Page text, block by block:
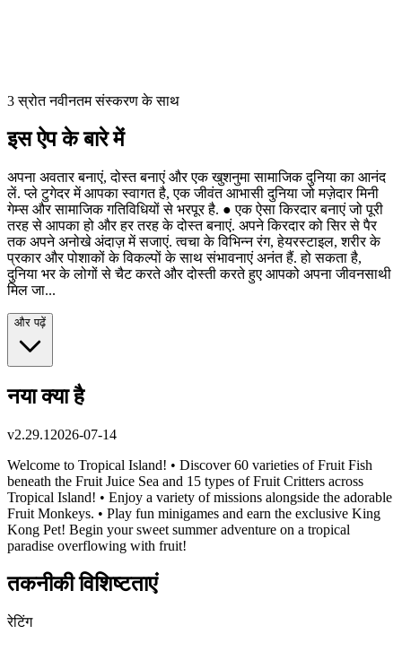
3 स्रोत नवीनतम संस्करण के साथ
इस ऐप के बारे में
अपना अवतार बनाएं, दोस्त बनाएं और एक खुशनुमा सामाजिक दुनिया का आनंद
लें. प्ले टुगेदर में आपका स्वागत है, एक जीवंत आभासी दुनिया जो मज़ेदार मिनी
गेम्स और सामाजिक गतिविधियों से भरपूर है. ● एक ऐसा किरदार बनाएं जो पूरी
तरह से आपका हो और हर तरह के दोस्त बनाएं. अपने किरदार को सिर से पैर
तक अपने अनोखे अंदाज़ में सजाएं. त्वचा के विभिन्न रंग, हेयरस्टाइल, शरीर के
प्रकार और पोशाकों के विकल्पों के साथ संभावनाएं अनंत हैं. हो सकता है,
दुनिया भर के लोगों से चैट करते और दोस्ती करते हुए आपको अपना जीवनसाथी
मिल जा...
और पढ़ें
नया क्या है
v2.29.1 2026-07-14
Welcome to Tropical Island! • Discover 60 varieties of Fruit Fish
beneath the Fruit Juice Sea and 15 types of Fruit Critters across
Tropical Island! • Enjoy a variety of missions alongside the adorable
Fruit Monkeys. • Play fun minigames and earn the exclusive King
Kong Pet! Begin your sweet summer adventure on a tropical
paradise overflowing with fruit!
तकनीकी विशिष्टताएं
रेटिंग